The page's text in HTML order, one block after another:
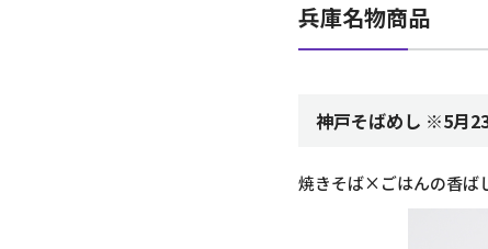
兵庫名物商品
神戸そばめし ※5月
焼きそば×ごはんの香ば